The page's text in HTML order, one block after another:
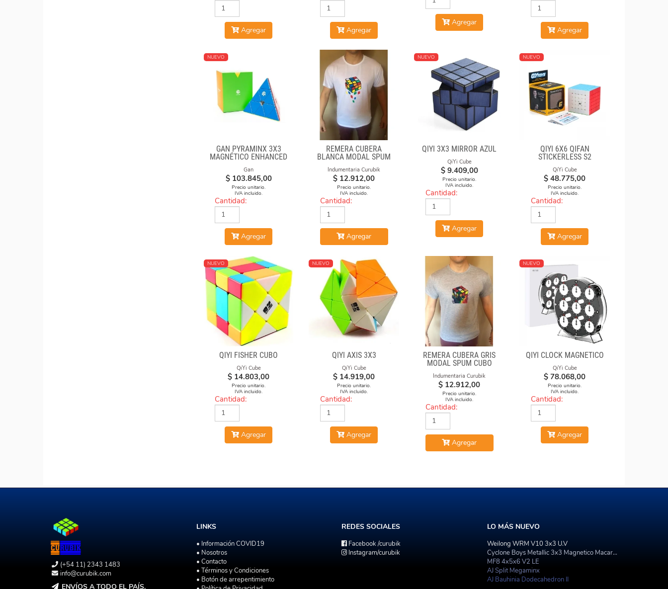
Agregar Agregar
Agregar
Agregar
NUEVO
GAN PYRAMINX 3X3
MAGNÉTICO ENHANCED
Gan
$ 103.845,00
Precio unitario.
IVA incluido.
Cantidad:
Agregar
REMERA CUBERA
BLANCA MODAL SPUM
Indumentaria Curubik
$ 12.912,00
Precio unitario.
IVA incluido.
Cantidad:
Agregar
NUEVO
QIYI 3X3 MIRROR AZUL
QiYi Cube
$ 9.409,00
Precio unitario.
IVA incluido.
Cantidad:
Agregar
NUEVO
QIYI 6X6 QIFAN
STICKERLESS S2
QiYi Cube
$ 48.775,00
Precio unitario.
IVA incluido.
Cantidad:
Agregar
NUEVO
QIYI FISHER CUBO
QiYi Cube
$ 14.803,00
Precio unitario.
IVA incluido.
Cantidad:
Agregar
NUEVO
QIYI AXIS 3X3
QiYi Cube
$ 14.919,00
Precio unitario.
IVA incluido.
Cantidad:
Agregar
REMERA CUBERA GRIS
MODAL SPUM CUBO
Indumentaria Curubik
$ 12.912,00
Precio unitario.
IVA incluido.
Cantidad:
Agregar
NUEVO
QIYI CLOCK MAGNÉTICO
QiYi Cube
$ 78.068,00
Precio unitario.
IVA incluido.
Cantidad:
Agregar
(+54 11) 2343 1483
info@curubik.com
ENVÍOS A TODO EL PAÍS.
LINKS
• Información COVID19
• Nosotros
• Contacto
• Términos y Condiciones
• Botón de arrepentimiento
REDES SOCIALES
Facebook/curubik
Instagram/curubik
LO MÁS NUEVO
Weilong WRM V10 3x3 U.V
Cyclone Boys Metallic 3x3 Magnetico Macaron
MF8 4x5x6 V2 LE
AJ Split Megaminx
AJ Bauhinia Dodecahedron II